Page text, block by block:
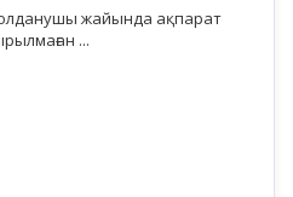
жайында ақпарат
...